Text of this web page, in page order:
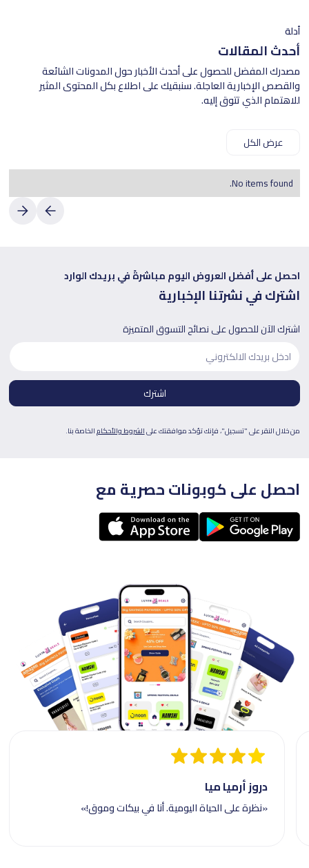
أدلة
أحدث المقالات
مصدرك المفضل للحصول على أحدث الأخبار حول المدونات الشائعة
والقصص الإخبارية العاجلة. سنبقيك على اطلاع بكل المحتوى المثير
للاهتمام الذي تتوق إليه.
عرض الكل
No items found.
احصل على أفضل العروض اليوم مباشرةً في بريدك الوارد
اشترك في نشرتنا الإخبارية
اشترك الآن للحصول على نصائح التسوق المتميزة
من خلال النقر على "تسجيل"، فإنك تؤكد موافقتك علىالشروط والأحكامالخاصة بنا.
احصل على كوبونات حصرية مع
دروز أرميا ميا
«نظرة على الحياة اليومية. أنا في بيكات وموق!»